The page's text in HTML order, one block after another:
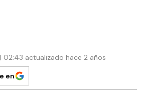
02:43 actualizado hace 2 años
en